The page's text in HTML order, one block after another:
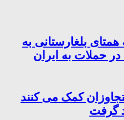
بلغارستانی به
حملات به ایران
کمک می کنند
گرفت